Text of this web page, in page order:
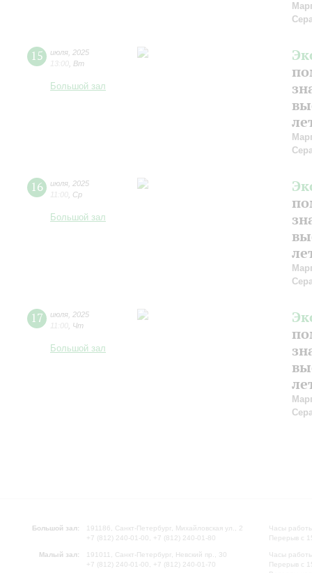
15 июля 2025
13:00 Вт
Большой зал
16 июля 2025
11:00 Ср
Большой зал
17 июля 2025
11:00 Чт
Большой зал
Большой зал:
191186, Санкт-Петербург, Михайловская ул., 2
+7 (812) 240-01-00, +7 (812) 240-01-80
Малый зал:
191011, Санкт-Петербург, Невский пр., 30
+7 (812) 240-01-00, +7 (812) 240-01-70
Часы
Перерыв с
Часы
Перерыв с